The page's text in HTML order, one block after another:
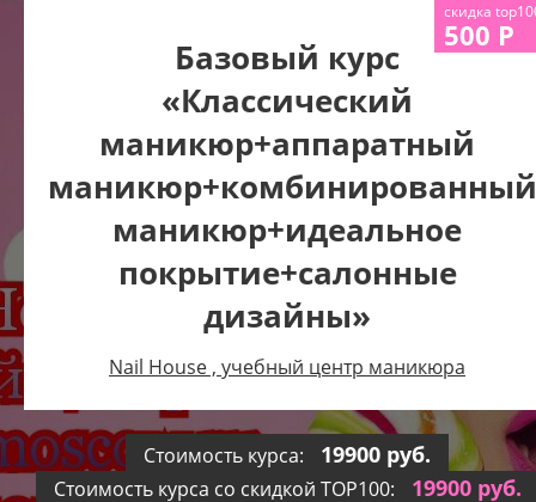
скидка
500 Р
Базовый курс
«Классический
маникюр+аппаратный
маникюр+комбинированный
маникюр+идеальное
покрытие+салонные
дизайны»
Nail House , учебный центр маникюра
Стоимость курса: 19900 руб.
Стоимость курса со скидкой TOP100: 19900 руб.